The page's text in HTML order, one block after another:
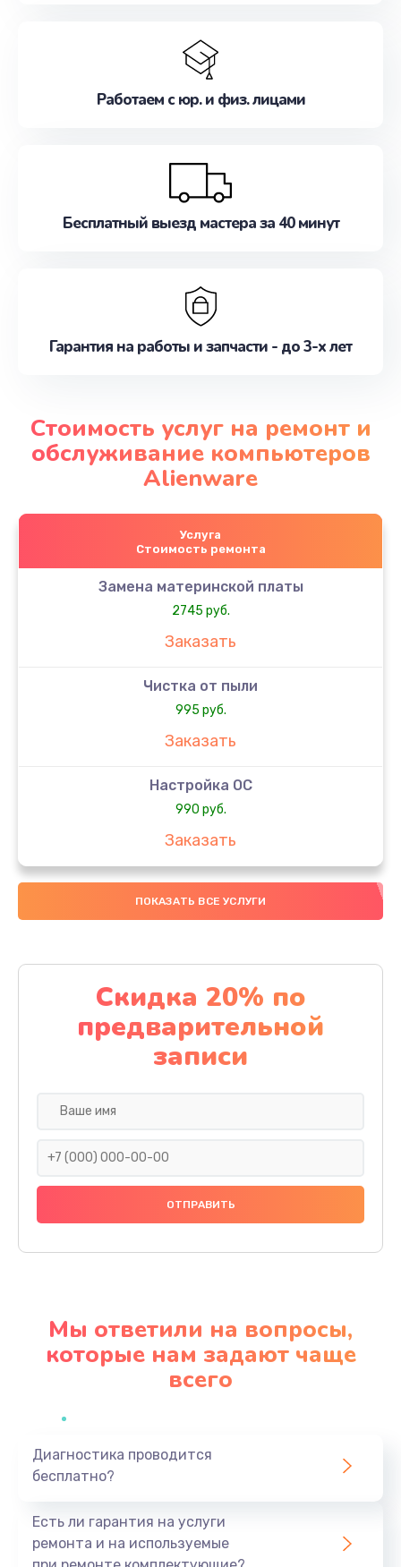
Работаем с юр. и физ. лицами
Бесплатный выезд мастера за 40 минут
Гарантия на работы и запчасти - до 3-х лет
Стоимость услуг на ремонт и
обслуживание компьютеров
Alienware
Услуга
Стоимость ремонта
Замена материнской платы
2745 руб.
Заказать
Чистка от пыли
995 руб.
Заказать
Настройка ОС
990 руб.
Заказать
Ремонт подсветки
1195 руб.
Настройка BIOS
1160 руб.
Заказать
Ремонт разъема питания
1090 руб.
Заказать
Ремонт цепей питания
Замена жесткого диска
Заказать
ПОКАЗАТЬ ВСЕ УСЛУГИ
Скидка 20% по
предварительной
записи
Мы ответили на вопросы,
которые нам задают чаще
всего
Диагностика проводится
бесплатно?
Есть ли гарантия на услуги
ремонта и на используемые